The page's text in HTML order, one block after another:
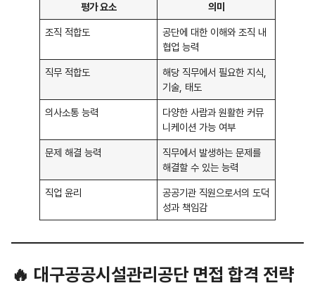
평가 요소 의미
조직 적합도
공단에 대한 이해와 조직 내
협업 능력
직무 적합도
해당 직무에서 필요한 지식,
기술, 태도
의사소통 능력
다양한 사람과 원활한 커뮤
니케이션 가능 여부
문제 해결 능력
직무에서 발생하는 문제를
해결할 수 있는 능력
직업 윤리
공공기관 직원으로서의 도덕
성과 책임감
🔥 대구공공시설관리공단 면접 합격 전략